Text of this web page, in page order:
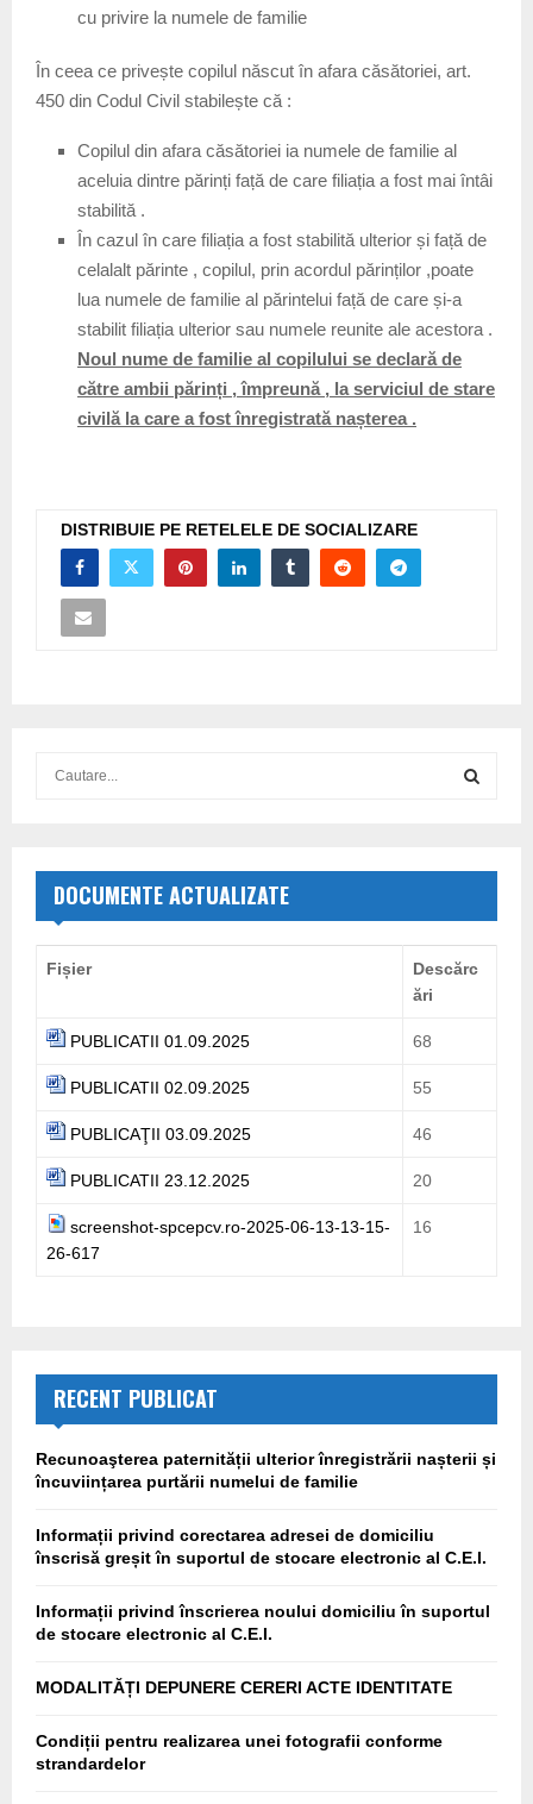
cu privire la numele de familie
În ceea ce privește copilul născut în afara căsătoriei, art.
450 din Codul Civil stabilește că :
Copilul din afara căsătoriei ia numele de familie al
aceluia dintre părinți față de care filiația a fost mai întâi
stabilită .
În cazul în care filiația a fost stabilită ulterior și față de
celalalt părinte , copilul, prin acordul părinților ,poate
lua numele de familie al părintelui față de care și-a
stabilit filiația ulterior sau numele reunite ale acestora .
Noul nume de familie al copilului se declară de
către ambii părinți , împreună , la serviciul de stare
civilă la care a fost înregistrată nașterea .
DISTRIBUIE PE RETELELE DE SOCIALIZARE
E
A
R
DOCUMENTE ACTUALIZATE
Fișier
Descărc
ări
PUBLICATII 01.09.2025 68
PUBLICATII 02.09.2025 55
PUBLICAŢII 03.09.2025 46
PUBLICATII 23.12.2025 20
screenshot-spcepcv.ro-2025-06-13-13-15-
26-617
16
RECENT PUBLICAT
Recunoaşterea paternității ulterior înregistrării nașterii și
încuviințarea purtării numelui de familie
Informații privind corectarea adresei de domiciliu
înscrisă greșit în suportul de stocare electronic al C.E.I.
Informații privind înscrierea noului domiciliu în suportul
de stocare electronic al C.E.I.
MODALITĂȚI DEPUNERE CERERI ACTE IDENTITATE
Condiții pentru realizarea unei fotografii conforme
strandardelor